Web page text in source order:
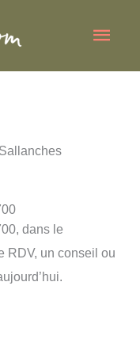
dans le
RDV, un conseil ou